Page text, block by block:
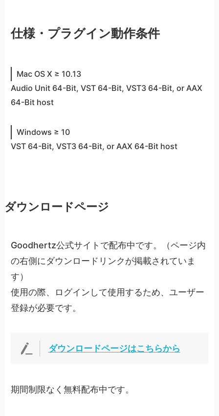
仕様・プラグイン動作条件
Mac OS X ≥ 10.13
Audio Unit 64-Bit, VST 64-Bit, VST3 64-Bit, or AAX
64-Bit host
Windows ≥ 10
VST 64-Bit, VST3 64-Bit, or AAX 64-Bit host
ダウンロードページ
Goodhertz公式サイトで配布中です。（ページ内
の右側にダウンロードリンクが掲載されていま
す）
使用の際、ログインして使用するため、ユーザー
登録が必要です。
ダウンロードページはこちらから
期間制限なく無料配布中です。